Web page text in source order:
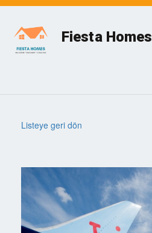
Fiesta Homes
Listeye geri dön